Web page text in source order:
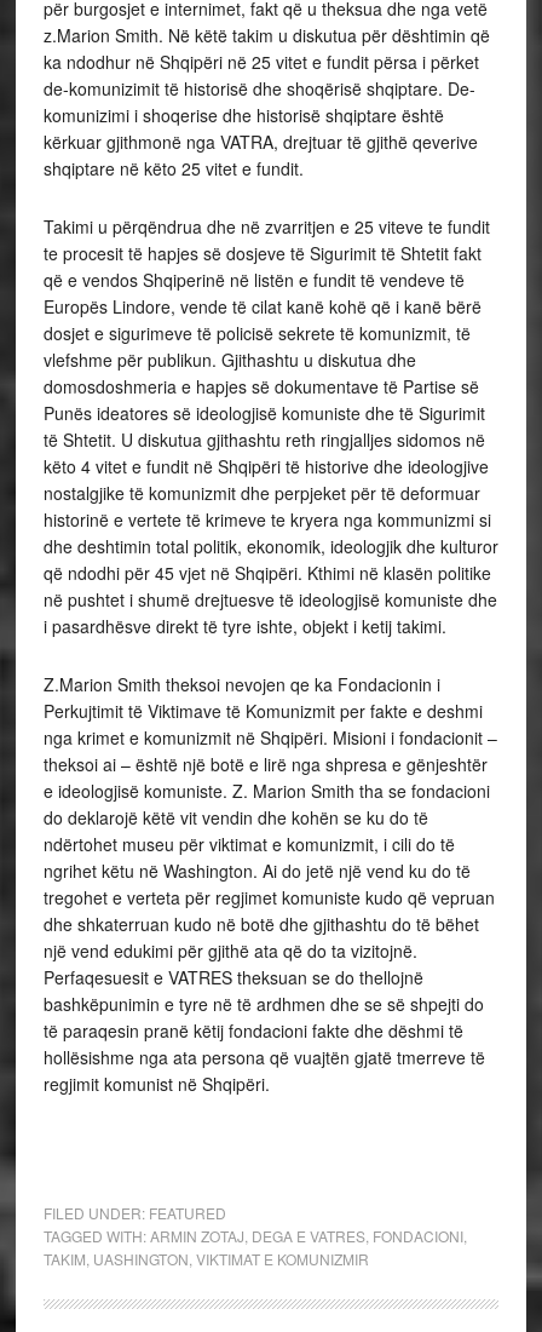
për burgosjet e internimet, fakt që u theksua dhe nga vetë
z.Marion Smith. Në këtë takim u diskutua për dështimin që
ka ndodhur në Shqipëri në 25 vitet e fundit përsa i përket
de-komunizimit të historisë dhe shoqërisë shqiptare. De-
komunizimi i shoqerise dhe historisë shqiptare është
kërkuar gjithmonë nga VATRA, drejtuar të gjithë qeverive
shqiptare në këto 25 vitet e fundit.
Takimi u përqëndrua dhe në zvarritjen e 25 viteve te fundit
te procesit të hapjes së dosjeve të Sigurimit të Shtetit fakt
që e vendos Shqiperinë në listën e fundit të vendeve të
Europës Lindore, vende të cilat kanë kohë që i kanë bërë
dosjet e sigurimeve të policisë sekrete të komunizmit, të
vlefshme për publikun. Gjithashtu u diskutua dhe
domosdoshmeria e hapjes së dokumentave të Partise së
Punës ideatores së ideologjisë komuniste dhe të Sigurimit
të Shtetit. U diskutua gjithashtu reth ringjalljes sidomos në
këto 4 vitet e fundit në Shqipëri të historive dhe ideologjive
nostalgjike të komunizmit dhe perpjeket për të deformuar
historinë e vertete të krimeve te kryera nga kommunizmi si
dhe deshtimin total politik, ekonomik, ideologjik dhe kulturor
që ndodhi për 45 vjet në Shqipëri. Kthimi në klasën politike
në pushtet i shumë drejtuesve të ideologjisë komuniste dhe
i pasardhësve direkt të tyre ishte, objekt i ketij takimi.
Z.Marion Smith theksoi nevojen qe ka Fondacionin i
Perkujtimit të Viktimave të Komunizmit per fakte e deshmi
nga krimet e komunizmit në Shqipëri. Misioni i fondacionit –
theksoi ai – është një botë e lirë nga shpresa e gënjeshtër
e ideologjisë komuniste. Z. Marion Smith tha se fondacioni
do deklarojë këtë vit vendin dhe kohën se ku do të
ndërtohet museu për viktimat e komunizmit, i cili do të
ngrihet këtu në Washington. Ai do jetë një vend ku do të
tregohet e verteta për regjimet komuniste kudo që vepruan
dhe shkaterruan kudo në botë dhe gjithashtu do të bëhet
një vend edukimi për gjithë ata që do ta vizitojnë.
Perfaqesuesit e VATRES theksuan se do thellojnë
bashkëpunimin e tyre në të ardhmen dhe se së shpejti do
të paraqesin pranë këtij fondacioni fakte dhe dëshmi të
hollësishme nga ata persona që vuajtën gjatë tmerreve të
regjimit komunist në Shqipëri.
FILED UNDER: FEATURED
TAGGED WITH:ARMIN ZOTAJ DEGA E VATRES, FONDACIONI,
TAKIM UASHINGTON VIKTIMAT E KOMUNIZMIR